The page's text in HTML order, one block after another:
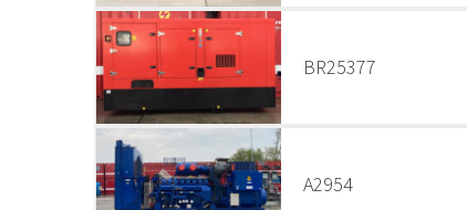
BR25377
A2954